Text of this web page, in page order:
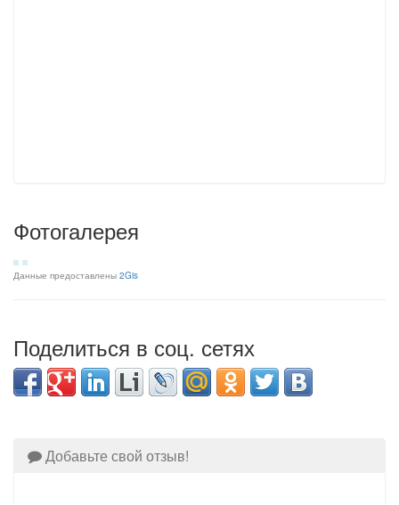
Фотогалерея
Данные предоставлены 2Gis
Поделиться в соц. сетях
Добавьте свой отзыв!